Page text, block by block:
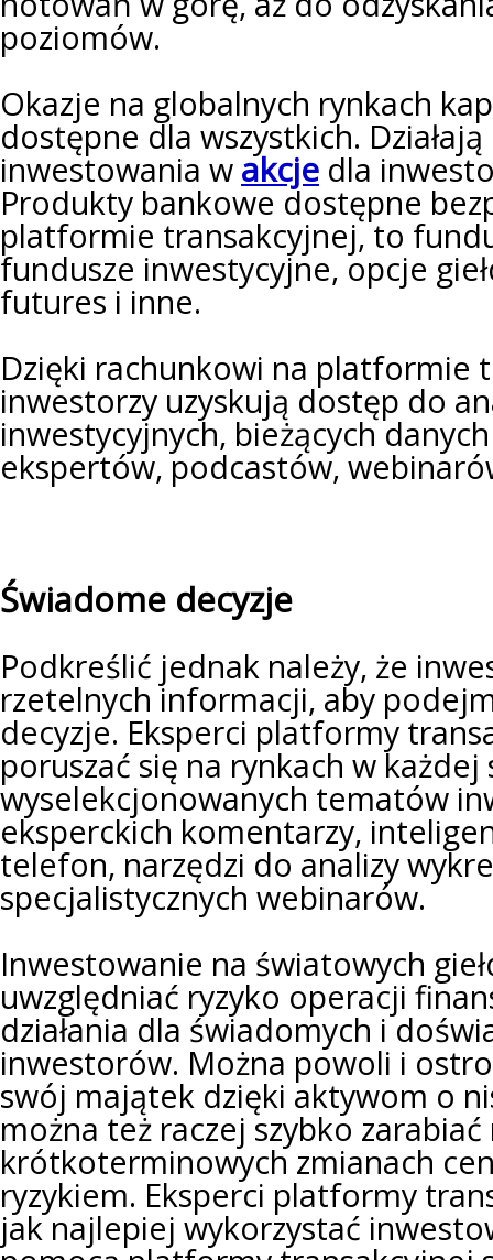
poziomów.
Okazje na globalnych rynkach
dostępne dla wszystkich.
inwestowania w akcje dla
Produkty bankowe dostępne
platformie transakcyjnej, to
fundusze inwestycyjne, opcje
futures i inne.
Dzięki rachunkowi na platformie
inwestorzy uzyskują dostęp do
inwestycyjnych, bieżących
ekspertów, podcastów,
Świadome decyzje
Podkreślić jednak należy, że
rzetelnych informacji, aby
decyzje. Eksperci platformy
poruszać się na rynkach w
wyselekcjonowanych tematów
eksperckich komentarzy,
telefon, narzędzi do analizy
specjalistycznych webinarów.
Inwestowanie na światowych
uwzględniać ryzyko operacji
działania dla świadomych i
inwestorów. Można powoli i
swój majątek dzięki aktywom o
można też raczej szybko zarabiać
krótkoterminowych zmianach
ryzykiem. Eksperci platformy
jak najlepiej wykorzystać